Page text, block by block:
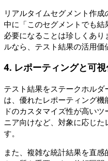
リアルタイムセグメント作
中に「このセグメントでも
必要になることは珍しくあ
ルなら、テスト結果の活用価
4. レポーティングと可
テスト結果をステークホル
は、優れたレポーティング
ドのカスタマイズ性が高い
ニア向けなど、対象に応じ
す。
また、複雑な統計結果を直